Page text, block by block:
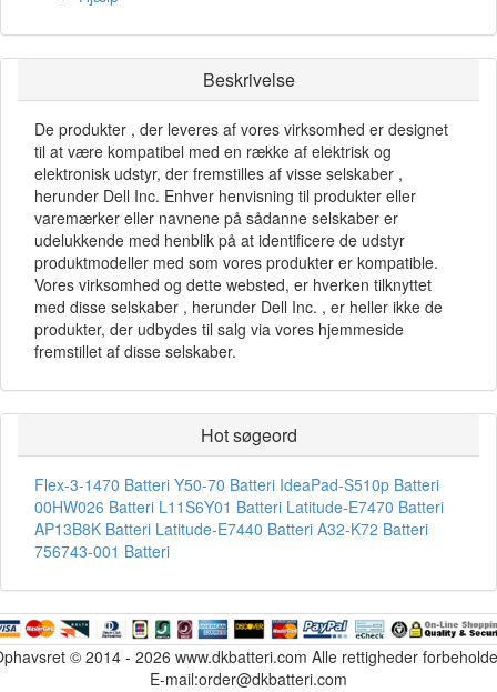
Beskrivelse
De produkter , der leveres af vores virksomhed er designet
til at være kompatibel med en række af elektrisk og
elektronisk udstyr, der fremstilles af visse selskaber ,
herunder Dell Inc. Enhver henvisning til produkter eller
varemærker eller navnene på sådanne selskaber er
udelukkende med henblik på at identificere de udstyr
produktmodeller med som vores produkter er kompatible.
Vores virksomhed og dette websted, er hverken tilknyttet
med disse selskaber , herunder Dell Inc. , er heller ikke de
produkter, der udbydes til salg via vores hjemmeside
fremstillet af disse selskaber.
Hot søgeord
Flex-3-1470 Batteri Y50-70 Batteri IdeaPad-S510p Batteri
00HW026 Batteri L11S6Y01 Batteri Latitude-E7470 Batteri
AP13B8K Batteri Latitude-E7440 Batteri A32-K72 Batteri
756743-001 Batteri
© 2014 - 2026 www.dkbatteri.com Alle rettigheder
E-mail:order@dkbatteri.com